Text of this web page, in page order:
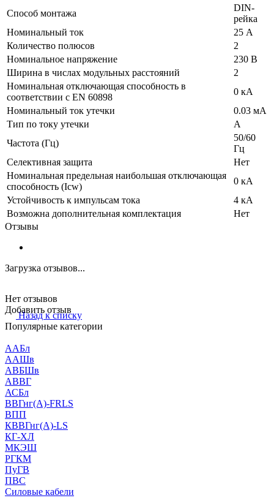
Способ монтажа
DIN-
рейка
Номинальный ток
25 А
Количество полюсов
2
Номинальное напряжение
230 В
Ширина в числах модульных расстояний
2
Номинальная отключающая способность в
соответствии с EN 60898
0 кА
Номинальный ток утечки
0.03 мА
Тип по току утечки
A
Частота (Гц)
50/60
Гц
Селективная защита
Нет
Номинальная предельная наибольшая отключающая
способность (Icw)
0 кА
Устойчивость к импульсам тока
4 кА
Возможна дополнительная комплектация
Нет
Отзывы
Загрузка отзывов...
Нет отзывов
Добавить отзыв
Назад к списку
Популярные категории
ААБл
ААШв
АВБШв
АВВГ
АСБл
ВВГнг(А)-FRLS
ВПП
КВВГнг(А)-LS
КГ-ХЛ
МКЭШ
РГКМ
ПуГВ
ПВС
Силовые кабели